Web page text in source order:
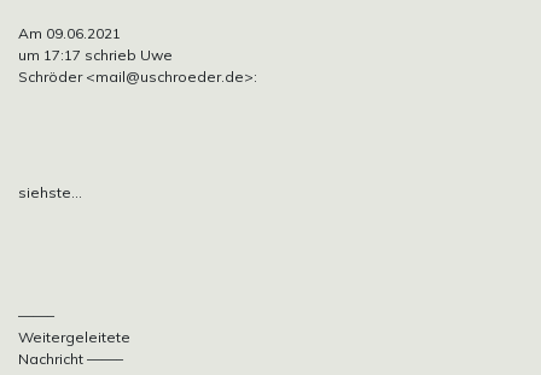
Am 09.06.2021
um 17:17 schrieb Uwe
Schröder <mail@uschroeder.de>:
siehste…
——–
Weitergeleitete
Nachricht ——–